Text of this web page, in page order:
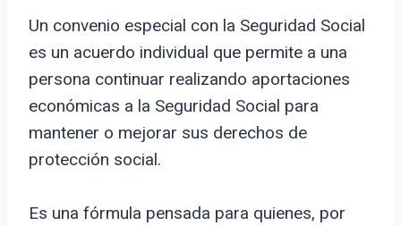
Un convenio especial con la Seguridad Social
es un acuerdo individual que permite a una
persona continuar realizando aportaciones
económicas a la Seguridad Social para
mantener o mejorar sus derechos de
protección social.
Es una fórmula pensada para quienes, por